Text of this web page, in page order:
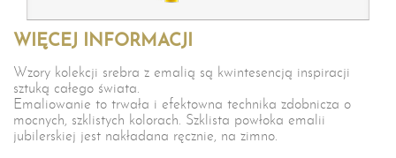
WIĘCEJ INFORMACJI
Wzory kolekcji srebra z emalią są kwintesencją inspiracji
sztuką całego świata.
Emaliowanie to trwała i efektowna technika zdobnicza o
mocnych, szklistych kolorach. Szklista powłoka emalii
jubilerskiej jest nakładana ręcznie, na zimno.